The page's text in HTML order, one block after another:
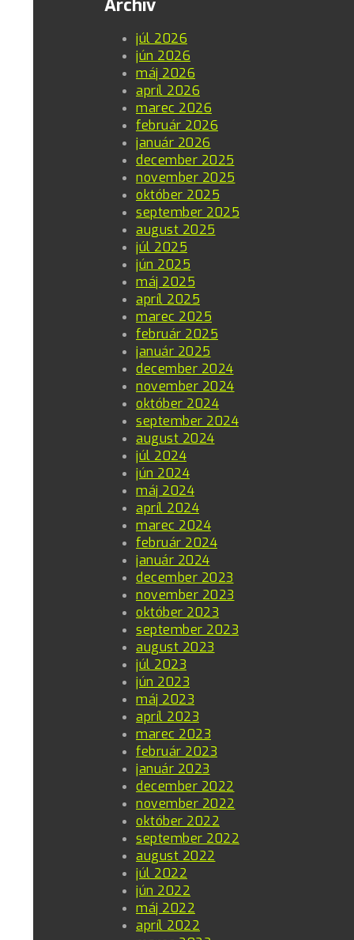
Archív
júl 2026
jún 2026
máj 2026
apríl 2026
marec 2026
február 2026
január 2026
december 2025
november 2025
október 2025
september 2025
august 2025
júl 2025
jún 2025
máj 2025
apríl 2025
marec 2025
február 2025
január 2025
december 2024
november 2024
október 2024
september 2024
august 2024
júl 2024
jún 2024
máj 2024
apríl 2024
marec 2024
február 2024
január 2024
december 2023
november 2023
október 2023
september 2023
august 2023
júl 2023
jún 2023
máj 2023
apríl 2023
marec 2023
február 2023
január 2023
december 2022
november 2022
október 2022
september 2022
august 2022
júl 2022
jún 2022
máj 2022
apríl 2022